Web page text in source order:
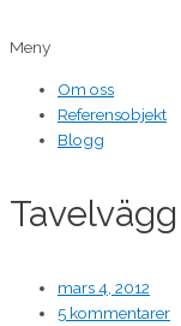
innehåll
Meny
Om oss
Referensobjekt
Blogg
mars 4, 2012
5 kommentarer